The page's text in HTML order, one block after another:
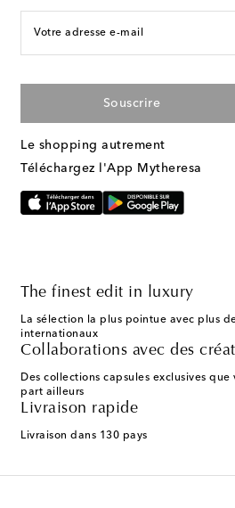
Votre adresse e-mail
Souscrire
Le shopping autrement
Téléchargez l'App Mytheresa
The finest edit in luxury
La sélection la plus pointue avec plus
internationaux
Collaborations avec des
Des collections capsules exclusives
part ailleurs
Livraison rapide
Livraison dans 130 pays